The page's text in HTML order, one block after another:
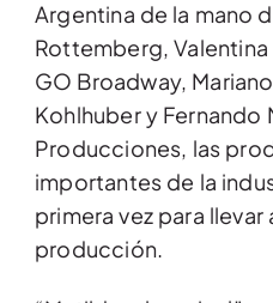
Argentina de la mano
Rottemberg,
GO Broadway,
Kohlhuber y Fernando
Producciones, las
importantes de la
primera vez para
producción.